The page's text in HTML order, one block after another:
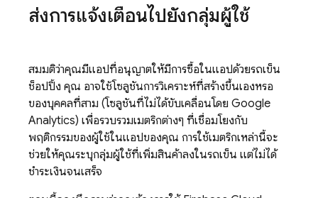
ส่งการแจ้งเตือนไปยังกลุ่มผู้ใช้
สมมติว่าคุณมีแอปที่อนุญาตให้มีการซื้อในแอปด้วยรถเข็น
ช็อปปิ้ง คุณ อาจใช้โซลูชันการวิเคราะห์ที่สร้างขึ้นเองหรือ
ของบุคคลที่สาม (โซลูชันที่ไม่ได้ขับเคลื่อนโดย Google
Analytics) เพื่อรวบรวมเมตริกต่างๆ ที่เชื่อมโยงกับ
พฤติกรรมของผู้ใช้ในแอปของคุณ การใช้เมตริกเหล่านี้จะ
ช่วยให้คุณระบุกลุ่มผู้ใช้ที่เพิ่มสินค้าลงในรถเข็น แต่ไม่ได้
ชำระเงินจนเสร็จ